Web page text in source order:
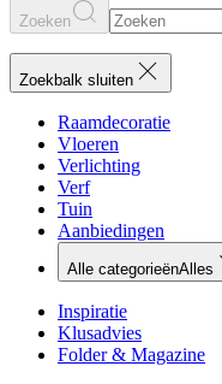
Zoeken
Zoekbalk sluiten
Raamdecoratie
Vloeren
Verlichting
Verf
Tuin
Aanbiedingen
Alle categorieënAlles
Inspiratie
Klusadvies
Folder & Magazine